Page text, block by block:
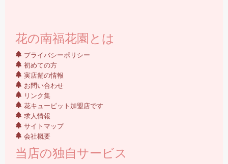
花の南福花園とは
プライバシーポリシー
初めての方
実店舗の情報
お問い合わせ
リンク集
花キューピット加盟店です
求人情報
サイトマップ
会社概要
当店の独自サービス